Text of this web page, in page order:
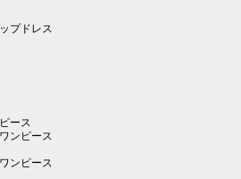
プドレス
ース
ンピース
ンピース